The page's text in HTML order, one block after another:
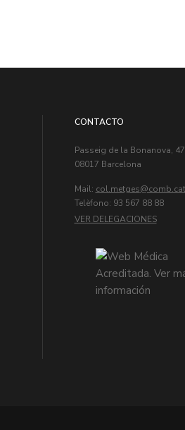
CONTACTO
Passeig de la Bonanova, 47
08017 Barcelona
Mail: col.metges
Telèfono: 93 567 88 88
VER DELEGACIONES